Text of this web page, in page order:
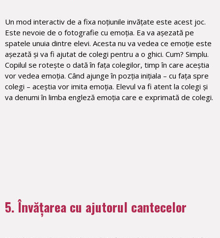
Un mod interactiv de a fixa noțiunile invățate este acest joc.
Este nevoie de o fotografie cu emoția. Ea va așezată pe
spatele unuia dintre elevi. Acesta nu va vedea ce emoție este
așezată și va fi ajutat de colegi pentru a o ghici. Cum? Simplu.
Copilul se rotește o dată în fața colegilor, timp în care aceștia
vor vedea emoția. Când ajunge în pozția inițiala – cu fața spre
colegi – aceștia vor imita emoția. Elevul va fi atent la colegi și
va denumi în limba engleză emoția care e exprimată de colegi.
5. Învățarea cu ajutorul cantecelor